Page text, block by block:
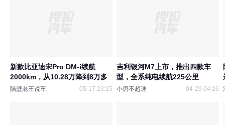
新款比亚迪宋Pro DM-i续航
2000km，从10.28万降到8万多
隔壁老王说车 05-17 23:15
吉利银河M7上市，推出四款车
型，全系纯电续航225公里
小唐不超速 04-29 04:26